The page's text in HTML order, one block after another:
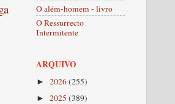
O além-homem - livro
O Ressurrecto
Intermitente
ARQUIVO
► 2026(255)
► 2025 (389)